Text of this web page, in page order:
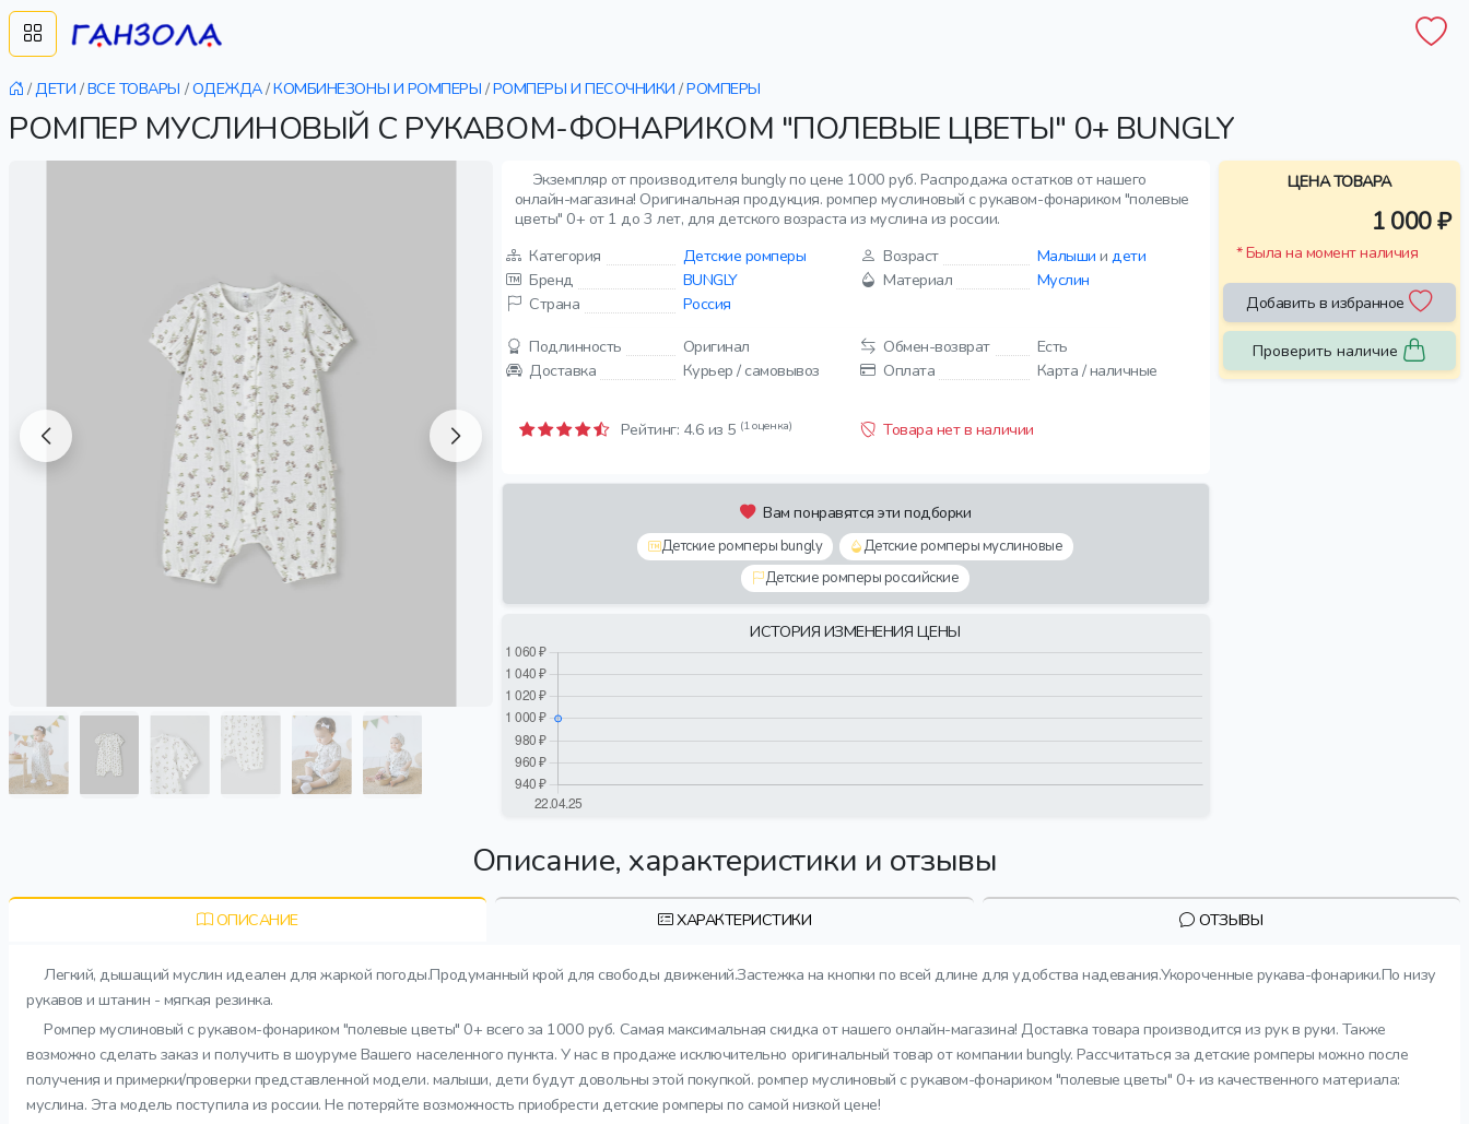
/ДЕТИ /ВСЕ ТОВАРЫ /ОДЕЖДА/КОМБИНЕЗОНЫ И РОМПЕРЫ /РОМПЕРЫ И ПЕСОЧНИКИ /РОМПЕРЫ
РОМПЕР МУСЛИНОВЫЙ С РУКАВОМ-ФОНАРИКОМ "ПОЛЕВЫЕ ЦВЕТЫ" 0+ BUNGLY
Экземпляр от производителя bungly по цене 1000 руб. Распродажа остатков от нашего
онлайн-магазина! Оригинальная продукция. ромпер муслиновый с рукавом-фонариком "полевые
цветы" 0+ от 1 до 3 лет, для детского возраста из муслина из россии.
Категория
Детские ромперы Возраст Малыши идети
Бренд
BUNGLY Материал
Муслин
Страна
Россия
Подлинность
Оригинал Обмен-возврат
Есть
Доставка
Курьер / самовывоз Оплата Карта / наличные
Рейтинг: 4.6 из 5 (1 оценка) Товара нет в наличии
Вам понравятся эти подборки
Детские ромперы bungly
Детские ромперы муслиновые
Детские ромперы российские
ИСТОРИЯ ИЗМЕНЕНИЯ ЦЕНЫ
ЦЕНА ТОВАРА
1 000 ₽
* Была на момент наличия
Добавить в избранное
Проверить наличие
Описание, характеристики и отзывы
ОПИСАНИЕ ХАРАКТЕРИСТИКИ ОТЗЫВЫ
Легкий, дышащий муслин идеален для жаркой погоды.Продуманный крой для свободы движений.Застежка на кнопки по всей длине для удобства надевания.Укороченные рукава-фонарики.По низу
рукавов и штанин - мягкая резинка.
Ромпер муслиновый с рукавом-фонариком "полевые цветы" 0+ всего за 1000 руб. Самая максимальная скидка от нашего онлайн-магазина! Доставка товара производится из рук в руки. Также
возможно сделать заказ и получить в шоуруме Вашего населенного пункта. У нас в продаже исключительно оригинальный товар от компании bungly. Рассчитаться за детские ромперы можно после
получения и примерки/проверки представленной модели. малыши, дети будут довольны этой покупкой. ромпер муслиновый с рукавом-фонариком "полевые цветы" 0+ из качественного материала:
муслина. Эта модель поступила из россии. Не потеряйте возможность приобрести детские ромперы по самой низкой цене!